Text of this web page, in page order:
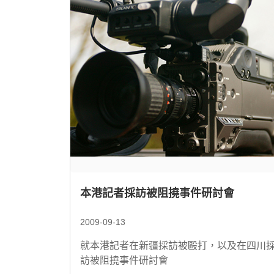
本港記者採訪被阻撓事件研討會
2009-09-13
就本港記者在新疆採訪被毆打，以及在四川
訪被阻撓事件研討會